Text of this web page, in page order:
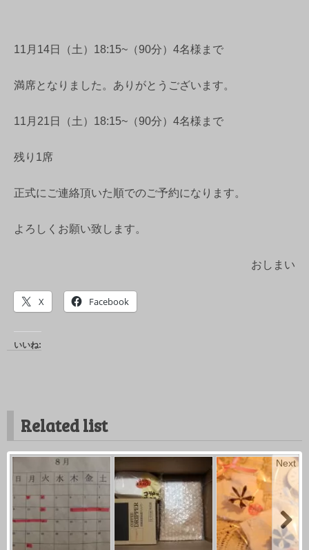
11月14日（土）18:15~（90分）4名様まで
満席となりました。ありがとうございます。
11月21日（土）18:15~（90分）4名様まで
残り1席
正式にご連絡頂いた順でのご予約になります。
よろしくお願い致します。
おしまい
X Facebook
いいね:
Related list
Next